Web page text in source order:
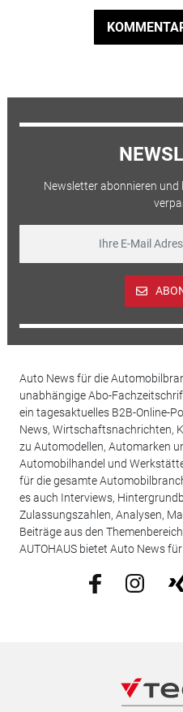
Newsletter abonnieren und
Auto News für die
unabhängige Abo-
ein tagesaktuelles B2B-Online-
News, Wirtschaftsnachrichten,
zu Automodellen, Automarken
Automobilhandel und
für die gesamte
es auch Interviews,
Zulassungszahlen, Analysen,
Beiträge aus den
AUTOHAUS bietet Auto News